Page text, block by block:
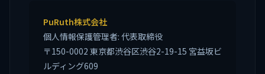
PuRuth株式会社
個人情報保護管理者: 代表取締役
〒150-0002 東京都渋谷区渋谷2-19-15 宮益坂ビ
ルディング609